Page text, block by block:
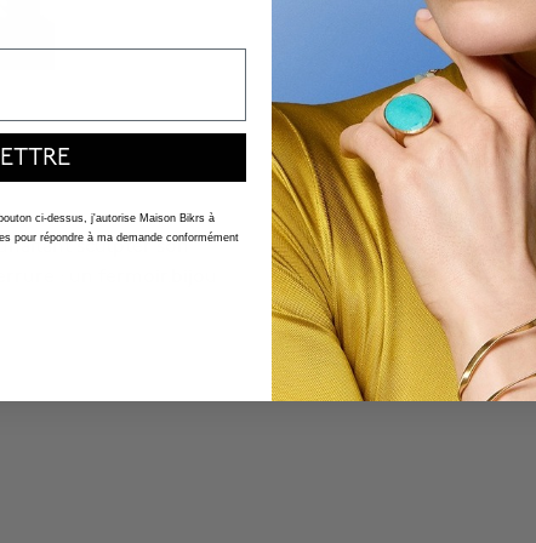
sculpter son
: un fermoir.bijou
ci-dessus, j'autorise Maison Bikrs à
pour répondre à ma demande conformément